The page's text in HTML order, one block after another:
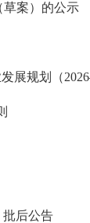
草案）的公示
批后公告